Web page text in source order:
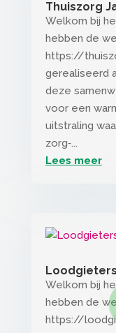
Thuiszorg
Welkom bij
hebben de
https://
gerealiseerd
deze
voor een
uitstraling
zorg‑...
Lees meer
Welkom bij
hebben de
https://